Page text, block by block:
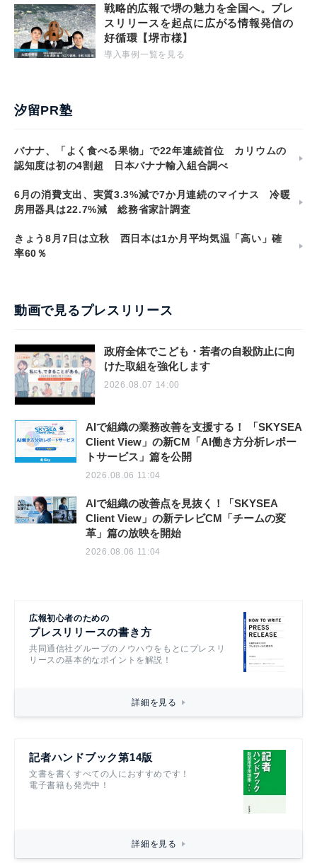
戦略的広報で堺の魅力を全国へ。プレ
スリリースを起点に広がる情報発信の
好循環【堺市様】
導入事例一覧を見る
汐留PR塾
バナナ、「よく食べる果物」で22年連続首位 カリウムの
認知度は初の4割超 日本バナナ輸入組合調べ
6月の消費支出、実質3.3%減で7か月連続のマイナス 冷暖
房用器具は22.7%減 総務省家計調査
きょう8月7日は立秋 西日本は1か月平均気温「高い」確
率60％
動画で見るプレスリリース
政府全体でこども・若者の自殺防止に向
けた取組を強化します
2026.08.07 14:00
AIで組織の業務改善を支援する！ 「SKYSEA
Client View」の新CM「AI働き方分析レポー
トサービス」篇を公開
2026.08.06 11:04
AIで組織の改善点を見抜く！「SKYSEA
Client View」の新テレビCM「チームの変
革」篇の放映を開始
2026.08.06 11:04
広報初心者のための
プレスリリースの書き方
共同通信社グループのノウハウをもとにプレスリ
リースの基本的なポイントを解説！
詳細を見る
記者ハンドブック第14版
文書を書くすべての人におすすめです！
電子書籍も発売中！
詳細を見る